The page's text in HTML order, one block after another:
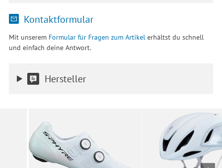
Kontaktformular
Mit unserem Formular für Fragen zum Artikelerhältst du schnell
und einfach deine Antwort.
Hersteller